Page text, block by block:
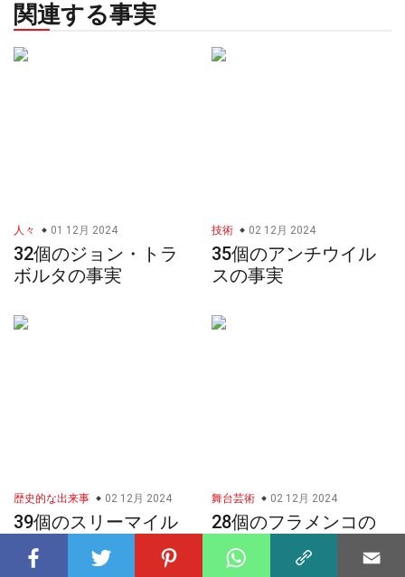
関連する事実
人々 01 12月 2024
32個のジョン・トラ
ボルタの事実
技術 02 12月 2024
35個のアンチウイル
スの事実
歴史的な出来事 02 12月 2024
39個のスリーマイル
島の事故の事実
舞台芸術 02 12月 2024
28個のフラメンコの
事実